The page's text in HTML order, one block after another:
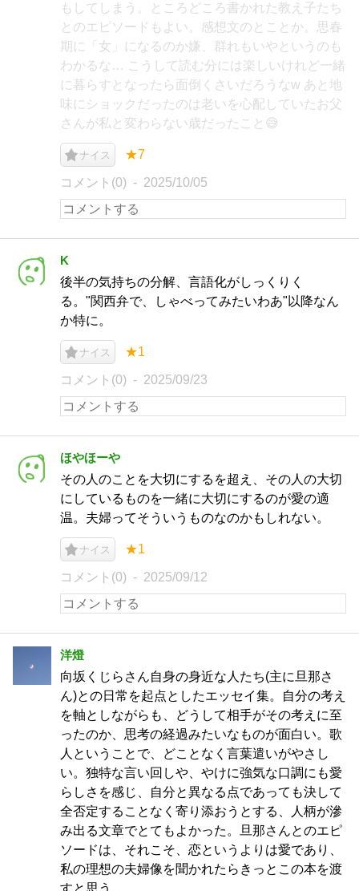
もしてしまう。ところどころ書かれた教え子たち
とのエピソードもよい。感想文のとことか。思春
期に「女」になるのか嫌、群れもいやというのも
わかるな… こうして読む分には楽しいけれど一緒
に暮らすとなったら面倒くさいだろうなw あと地
味にショックだったのは老いを心配していたお父
さんが私と変わらない歳だったこと😅
ナイス ★7
コメント(0) 2025/10/05
K
後半の気持ちの分解、言語化がしっくりく
る。"関西弁で、しゃべってみたいわあ"以降なん
か特に。
ナイス ★1
コメント(0) 2025/09/23
ほやほーや
その人のことを大切にするを超え、その人の大切
にしているものを一緒に大切にするのが愛の適
温。夫婦ってそういうものなのかもしれない。
ナイス ★1
コメント(0) 2025/09/12
洋燈
向坂くじらさん自身の身近な人たち(主に旦那さ
ん)との日常を起点としたエッセイ集。自分の考え
を軸としながらも、どうして相手がその考えに至
ったのか、思考の経過みたいなものが面白い。歌
人ということで、どことなく言葉遣いがやさし
い。独特な言い回しや、やけに強気な口調にも愛
らしさを感じ、自分と異なる点であっても決して
全否定することなく寄り添おうとする、人柄が滲
み出る文章でとてもよかった。旦那さんとのエピ
ソードは、それこそ、恋というよりは愛であり、
私の理想の夫婦像を聞かれたらきっとこの本を渡
すと思う。